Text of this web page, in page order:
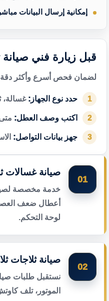
إمكانية إرسال البيانات
قبل زيارة فني
لضمان فحص أسرع وأكثر
1 حدد نوع الجهاز: غسالة،
2 اكتب وصف العطل:
3 جهز بيانات التواصل:
01
صيانة غسالات
خدمة مخصصة
أعطال ضعف
لوحة التحكم.
02
صيانة ثلاجات
نستقبل طلبات
الموتور، تلف